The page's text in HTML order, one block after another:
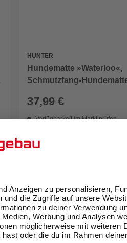
HUNTER
Hundematte »Waterloo«,
Schmutzfang-
37,99 €
Verfügbarkeit im Markt prüfen
Zustellung 12.08. - 14.08.